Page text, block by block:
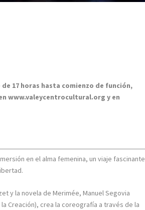
17 horas hasta comienzo de función,
www.valeycentrocultural.org y en
en el alma femenina, un viaje fascinante
y la novela de Merimée, Manuel Segovia
la Creación), crea la coreografía a través de la